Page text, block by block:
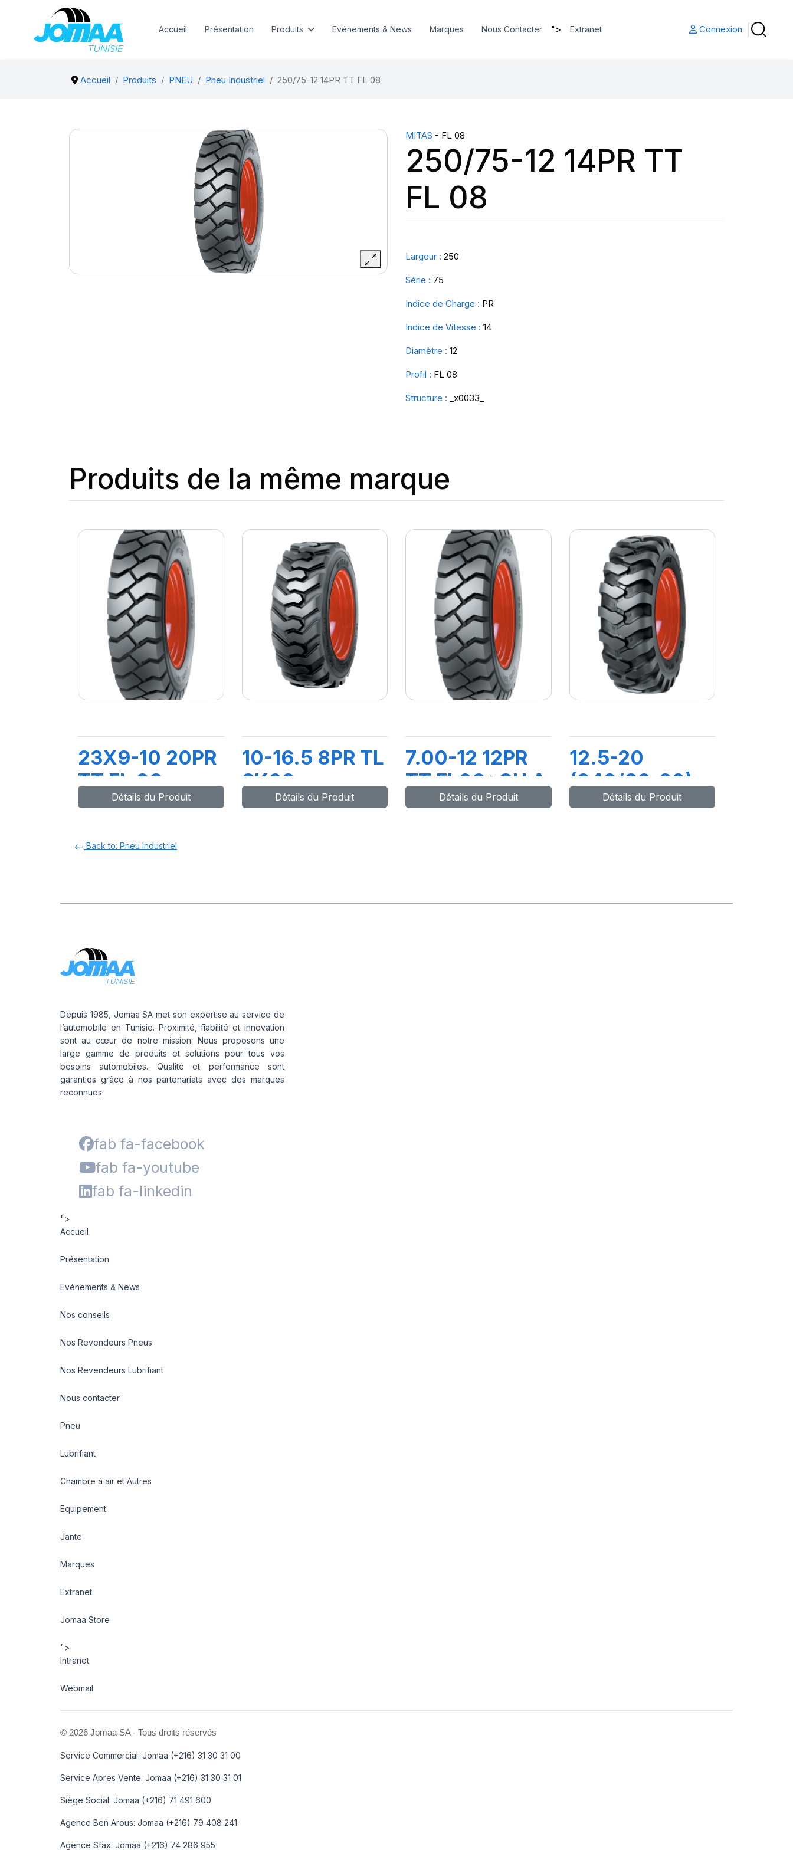
Accueil Présentation Produits Evénements & News Marques Nous Contacter "> Extranet Connexion
Accueil Produits PNEU Pneu Industriel 250/75-12 14PR TT FL 08
MITAS - FL 08
250/75-12 14PR TT
FL 08
Largeur : 250
Série : 75
Indice de Charge : PR
Indice de Vitesse : 14
Diamètre : 12
Profil : FL 08
Structure : _x0033_
Produits de la même marque
23X9-10 20PR
TT FL 08
Détails du Produit
10-16.5 8PR TL
SK02
Détails du Produit
7.00-12 12PR
TT FL08+CH A
AIR + FLAP
Détails du Produit
12.5-20
(340/80-20)
10PR TL
Détails du Produit
Back to: Pneu Industriel
Depuis 1985, Jomaa SA met son expertise au service de
l’automobile en Tunisie. Proximité, fiabilité et innovation
sont au cœur de notre mission. Nous proposons une
large gamme de produits et solutions pour tous vos
besoins automobiles. Qualité et performance sont
garanties grâce à nos partenariats avec des marques
reconnues.
fab fa-facebook
fab fa-youtube
fab fa-linkedin
">
Accueil
Présentation
Evénements & News
Nos conseils
Nos Revendeurs Pneus
Nos Revendeurs Lubrifiant
Nous contacter
Pneu
Lubrifiant
Chambre à air et Autres
Equipement
Jante
Marques
Extranet
Jomaa Store
">
Intranet
Webmail
© 2026 Jomaa SA - Tous droits réservés
Service Commercial: Jomaa (+216) 31 30 31 00
Service Apres Vente: Jomaa (+216) 31 30 31 01
Siège Social: Jomaa (+216) 71 491 600
Agence Ben Arous: Jomaa (+216) 79 408 241
Agence Sfax: Jomaa (+216) 74 286 955